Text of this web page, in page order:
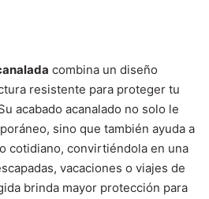
combina un diseño
resistente para proteger tu
acabado acanalado no solo le
sino que también ayuda a
cotidiano, convirtiéndola en una
vacaciones o viajes de
brinda mayor protección para